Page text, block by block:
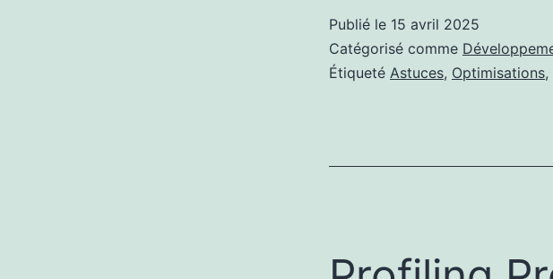
à
des
Publié le 15 avril 2025
Catégorisé comme
Étiqueté Astuces, Optimisations,